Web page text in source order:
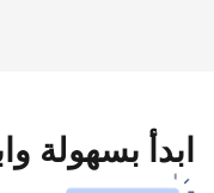
ابدأ بسهولة